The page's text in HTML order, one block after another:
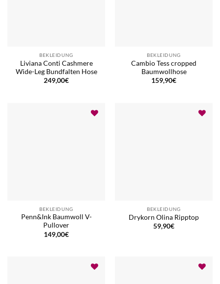
BEKLEIDUNG
Liviana Conti Cashmere
Wide-Leg Bundfalten Hose
249,00€
BEKLEIDUNG
Cambio Tess cropped
Baumwollhose
159,90€
BEKLEIDUNG
Penn&Ink Baumwoll V-
Pullover
149,00€
BEKLEIDUNG
Drykorn Olina Ripptop
59,90€